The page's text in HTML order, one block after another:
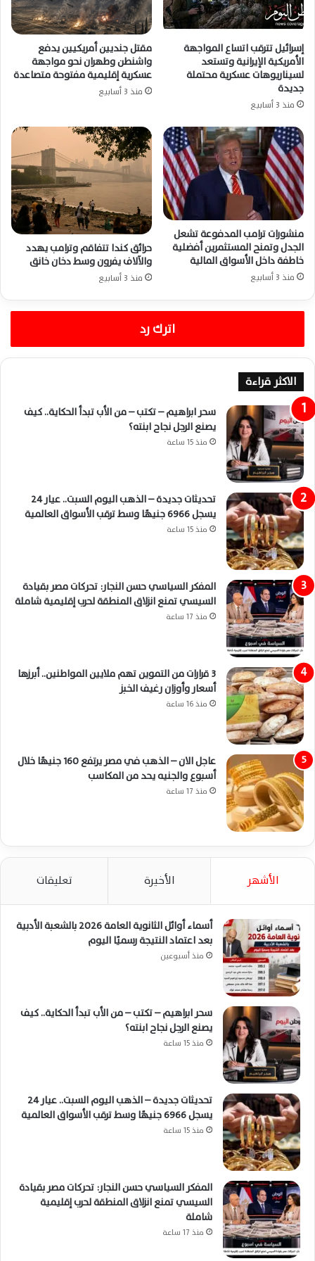
إسرائيل تترقب اتساع المواجهة
الأمريكية الإيرانية وتستعد
لسيناريوهات عسكرية محتملة
جديدة
منذ 3 أسابيع
مقتل جنديين أمريكيين يدفع
واشنطن وطهران نحو مواجهة
عسكرية إقليمية مفتوحة متصاعدة
منذ 3 أسابيع
منشورات ترامب المدفوعة تشعل
الجدل وتمنح المستثمرين أفضلية
خاطفة داخل الأسواق المالية
منذ 3 أسابيع
حرائق كندا تتفاقم وترامب يهدد
والآلاف يفرون وسط دخان خانق
منذ 3 أسابيع
اترك رد
الاكثر قراءة
سحر ابراهيم – تكتب – من الأب تبدأ الحكاية.. كيف
يصنع الرجل نجاح ابنته؟
منذ 15 ساعة
تحديثات جديدة – الذهب اليوم السبت.. عيار 24
يسجل 6966 جنيهًا وسط ترقب الأسواق العالمية
منذ 15 ساعة
المفكر السياسي حسن النجار: تحركات مصر بقيادة
السيسي تمنع انزلاق المنطقة لحرب إقليمية شاملة
منذ 17 ساعة
3 قرارات من التموين تهم ملايين المواطنين.. أبرزها
أسعار وأوزان رغيف الخبز
منذ 16 ساعة
عاجل الان – الذهب في مصر يرتفع 160 جنيهًا خلال
أسبوع والجنيه يحد من المكاسب
منذ 17 ساعة
الأشهر الأخيرة تعليقات
أسماء أوائل الثانوية العامة 2026 بالشعبة الأدبية
بعد اعتماد النتيجة رسميًا اليوم
منذ أسبوعين
سحر ابراهيم – تكتب – من الأب تبدأ الحكاية.. كيف
يصنع الرجل نجاح ابنته؟
منذ 15 ساعة
تحديثات جديدة – الذهب اليوم السبت.. عيار 24
يسجل 6966 جنيهًا وسط ترقب الأسواق العالمية
منذ 15 ساعة
المفكر السياسي حسن النجار: تحركات مصر بقيادة
السيسي تمنع انزلاق المنطقة لحرب إقليمية
شاملة
منذ 17 ساعة